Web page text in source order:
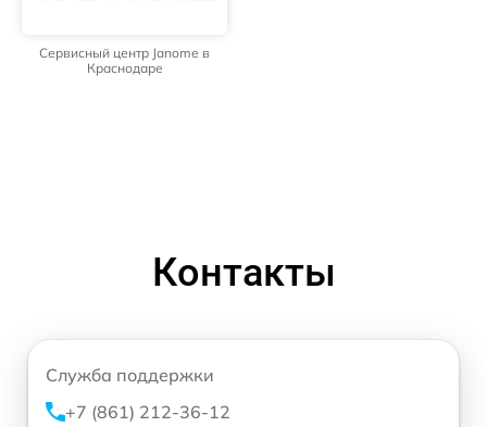
Сервисный центр Janome в
Краснодаре
Контакты
Служба поддержки
+7 (861) 212-36-12